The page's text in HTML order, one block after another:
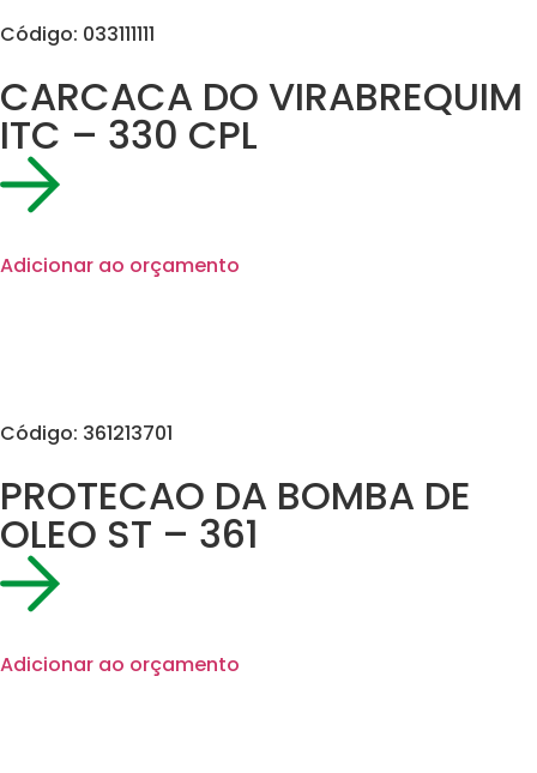
Código: 033111111
CARCACA DO VIRABREQUIM
ITC – 330 CPL
Adicionar ao orçamento
Código: 361213701
PROTECAO DA BOMBA DE
OLEO ST – 361
Adicionar ao orçamento